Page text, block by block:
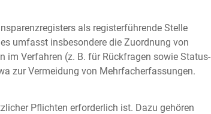
als registerführende Stelle
umfasst insbesondere die Zuordnung von
im Verfahren (z. B. für Rückfragen sowie Status-
zur Vermeidung von Mehrfacherfassungen.
Pflichten erforderlich ist. Dazu gehören